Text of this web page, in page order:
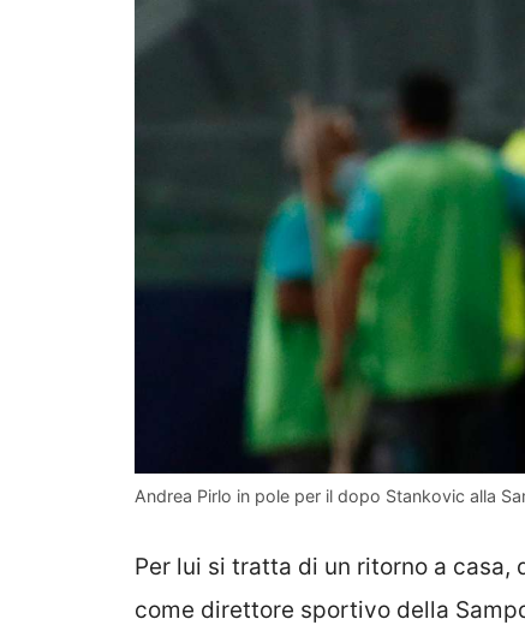
Andrea Pirlo in pole per il dopo Stankovic alla
Per lui si tratta di un ritorno a
come direttore sportivo della